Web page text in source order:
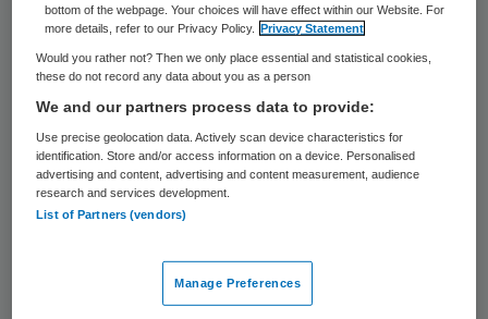
leggen op een onbekend bedrag aan kleed-
en voogdijgelden dat afkomstig is van de
cliënten. Dit schrijft staatssecretaris
Veldhijzen van Zanten van Volksgezondheid
aan de Tweede Kamer.
De bedoelde gelden waren in beheer van
cliënten op een rekening van de Stichting
Zonnehuizen hadden gestort. Het geld was
bottom of the webpage. Your choices will have effect within our Website. For
more details, refer to our Privacy Policy.
Privacy Statement
Would you rather not? Then we only place essential and statistical cookies,
these do not record any data about you as a person
We and our partners process data to provide:
Use precise geolocation data. Actively scan device characteristics for
identification. Store and/or access information on a device. Personalised
advertising and content, advertising and content measurement, audience
research and services development.
List of Partners (vendors)
Manage Preferences